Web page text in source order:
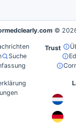
©
Suche
Trust